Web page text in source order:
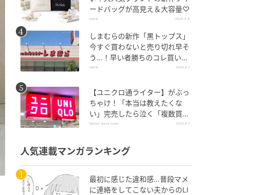
ードバッグが高見え＆大容量♡
michill 2026.8.8
しまむらの新作「黒トップス」
今すぐ買わないと売り切れ早そ
う…！早い者勝ちのコレ買いリ
スト
michill 2026.8.7
【ユニクロ通ライター】がぶっ
ちゃけ！「本当は教えたくな
い」完売したら泣く「複数買い
アイテム」
fashion trend news 2026.8.7
人気連載マンガランキング
最初に感じた違和感…普段マメ
に連絡をしてこない夫からのLI